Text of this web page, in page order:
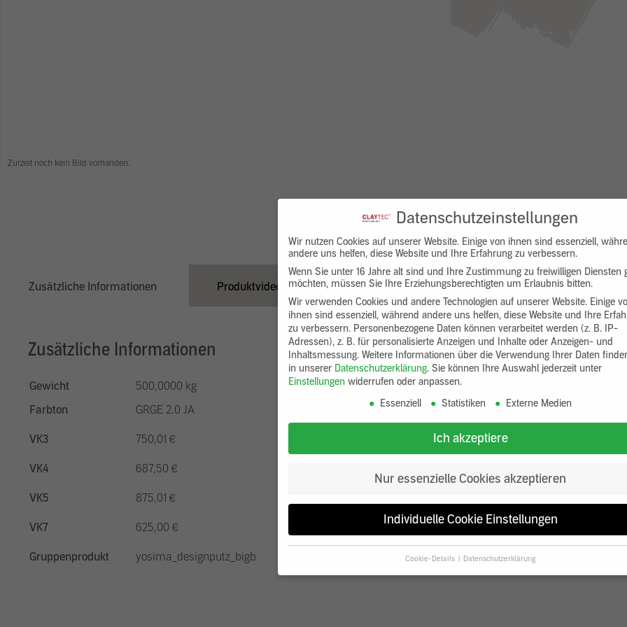
Zurzeit noch kein Bild vorhanden.
Zusätzliche Informationen Produktvideo Downloads Produktbeschreibung
Zusätzliche Informationen
Gewicht
500,0000 kg
Farbton
GRGE 2.0 JA
VK3 750,01 €
VK4 687,50 €
VK5 875,01 €
VK7 625,00 €
Gruppenprodukt yosima_designputz_bigb
Datenschutzeinstellungen
Wir nutzen Cookies auf unserer Website. Einige von ihnen sind essenziell,
andere uns helfen, diese Website und Ihre Erfahrung zu verbessern.
Wenn Sie unter 16 Jahre alt sind und Ihre Zustimmung zu freiwilligen Diensten
möchten, müssen Sie Ihre Erziehungsberechtigten um Erlaubnis bitten.
Wir verwenden Cookies und andere Technologien auf unserer Website. Einige
ihnen sind essenziell, während andere uns helfen, diese Website und Ihre
zu verbessern. Personenbezogene Daten können verarbeitet werden (z. B. IP-
Adressen), z. B. für personalisierte Anzeigen und Inhalte oder Anzeigen- und
Inhaltsmessung. Weitere Informationen über die Verwendung Ihrer Daten
in unserer Datenschutzerklärung. Sie können Ihre Auswahl jederzeit unter
Einstellungen widerrufen oder anpassen.
Essenziell
Statistiken Externe Medien
Ich akzeptiere
Nur essenzielle Cookies akzeptieren
Individuelle Cookie Einstellungen
Cookie-Details Datenschutzerklärung
Datenschutzeinstellungen